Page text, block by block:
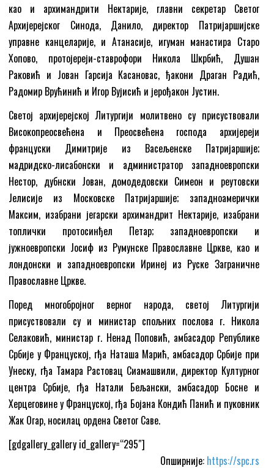
као и архимандрити Нектарије, главни секретар Светог
Архијерејског Синода, Данило, директор Патријаршијске
управне канцеларије, и Атанасије, игуман манастира Старо
Хопово, протојереји-ставрофори Никола Шкрбић, Душан
Раковић и Јован Гарсија Касановас, ђакони Драган Радић,
Радомир Врућинић и Игор Вујисић и јерођакон Јустин.
Светој архијерејској Литургији молитвено су присуствовали
Високопреосвећена и Преосвећена господа архијереји
француски Димитрије из Васељенске Патријаршије;
мадридско-лисабонски и администратор западноевропски
Нестор, дубнски Јован, домодедовски Симеон и реутовски
Јелисије из Московске Патријаршије; западноамерички
Максим, изабрани јегарски архимандрит Нектарије, изабрани
топлички протосинђел Петар; западноевропски и
јужноевропски Јосиф из Румунске Православне Цркве, као и
лондонски и западноевропски Иринеј из Руске Заграничне
Православне Цркве.
Поред многобројног верног народа, светој Литургији
присуствовали су и министар спољних послова г. Никола
Селаковић, министар г. Ненад Поповић, амбасадор Републике
Србије у Француској, гђа Наташа Марић, амбасадор Србије при
Унеску, гђа Тамара Растовац Сиамашвили, директор Културног
центра Србије, гђа Натали Бељански, амбасадор Босне и
Херцеговине у Француској, гђа Бојана Кондић Панић и пуковник
Жак Огар, носилац ордена Светог Саве.
[gdgallery_gallery id_gallery=“295″]
Опширније: https://spc.rs